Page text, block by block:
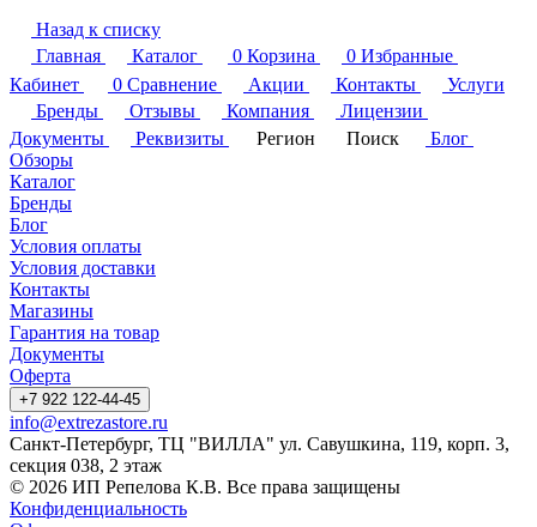
Назад к списку
Главная
Каталог 0 Корзина 0 Избранные
Кабинет
0 Сравнение Акции Контакты
Услуги
Бренды
Отзывы Компания
Лицензии
Документы
Реквизиты Регион Поиск
Блог
Обзоры
Каталог
Бренды
Блог
Условия оплаты
Условия доставки
Контакты
Магазины
Гарантия на товар
Документы
Оферта
+7 922 122-44-45
info@extrezastore.ru
Санкт-Петербург, ТЦ "ВИЛЛА" ул. Савушкина, 119, корп. 3,
секция 038, 2 этаж
© 2026 ИП Репелова К.В. Все права защищены
Конфиденциальность